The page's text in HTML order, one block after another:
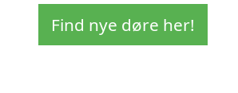
Find nye døre her!